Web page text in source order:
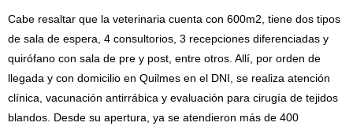
Cabe resaltar que la veterinaria cuenta con 600m2, tiene dos tipos
de sala de espera, 4 consultorios, 3 recepciones diferenciadas y
quirófano con sala de pre y post, entre otros. Allí, por orden de
llegada y con domicilio en Quilmes en el DNI, se realiza atención
clínica, vacunación antirrábica y evaluación para cirugía de tejidos
blandos. Desde su apertura, ya se atendieron más de 400